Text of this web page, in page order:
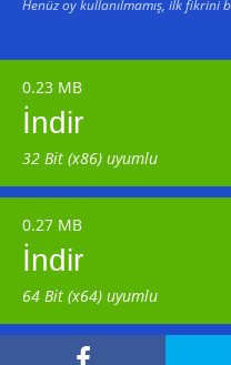
Henüz oy kullanılmamış, ilk fikrini
0.23 MB
İndir
32 Bit (x86) uyumlu
0.27 MB
İndir
64 Bit (x64) uyumlu
